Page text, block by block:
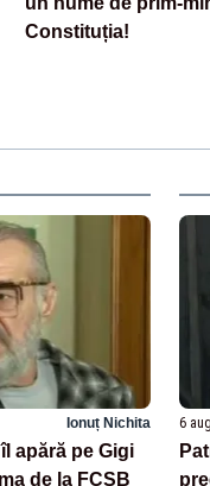
Constituția!
Ionuț Nichita
apără pe Gigi
de la FCSB
6